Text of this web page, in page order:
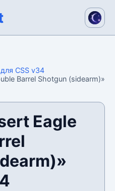
CSS v34
Barrel Shotgun (sidearm)»
Eagle